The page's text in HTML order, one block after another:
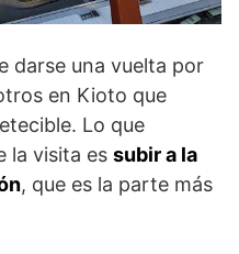
darse una vuelta por
en Kioto que
Lo que
la visita es subir a la
, que es la parte más